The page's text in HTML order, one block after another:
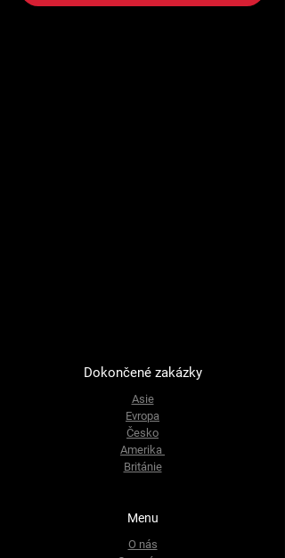
Dokončené zakázky
Asie
Evropa
Česko
Amerika
Británie
Menu
O nás